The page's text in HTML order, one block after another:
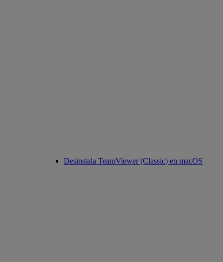
Desinstala TeamViewer (Classic) en macOS